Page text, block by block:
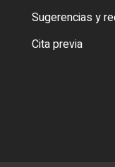
Sugerencias y
Cita previa